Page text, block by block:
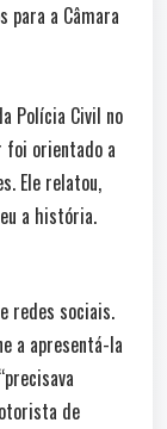
para a Câmara
Polícia Civil no
foi orientado a
Ele relatou,
a história.
redes sociais.
a apresentá-la
de